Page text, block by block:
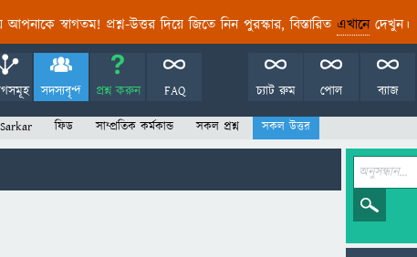
আপনাকে স্বাগতম! প্রশ্ন-উত্তর দিয়ে জিতে নিন পুরস্কার, বিস্তারিত এখানেদেখুন।
সদস্যবৃন্দ প্রশ্ন করুন FAQ ব্যাজ
পোল
চ্যাট রুম
ফিড সাম্প্রতিক কর্মকান্ড সকল প্রশ্ন সকল উত্তর